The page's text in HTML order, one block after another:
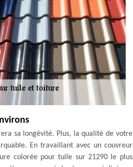
sa longévité. Plus, la qualité de votre
En travaillant avec un couvreur
colorée pour tuile sur 21290 le plus